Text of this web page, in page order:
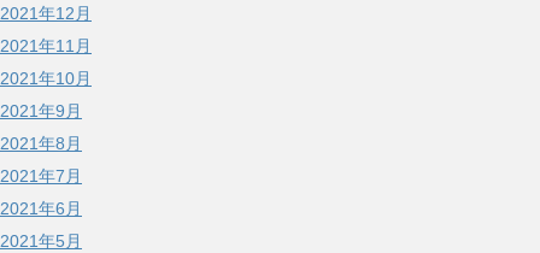
2021年12月
2021年11月
2021年10月
2021年9月
2021年8月
2021年7月
2021年6月
2021年5月